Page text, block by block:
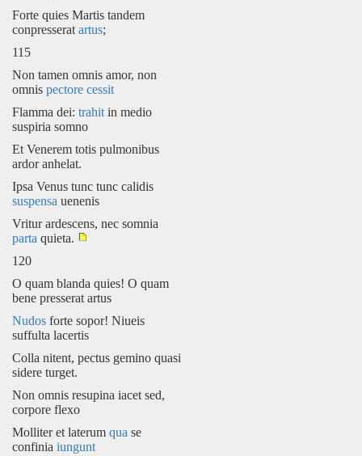
Forte quies Martis tandem
conpresserat artus;
115
Non tamen omnis amor, non
omnis pectore cessit
Flamma dei: trahit in medio
suspiria somno
Et Venerem totis pulmonibus
ardor anhelat.
Ipsa Venus tunc tunc calidis
suspensa uenenis
Vritur ardescens, nec somnia
parta quieta.
120
O quam blanda quies! O quam
bene presserat artus
Nudos forte sopor! Niueis
suffulta lacertis
Colla nitent, pectus gemino quasi
sidere turget.
Non omnis resupina iacet sed,
corpore flexo
Molliter et laterum qua se
confinia iungunt